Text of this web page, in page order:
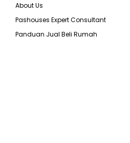
About Us
Pashouses Expert Consultant
Panduan Jual Beli Rumah